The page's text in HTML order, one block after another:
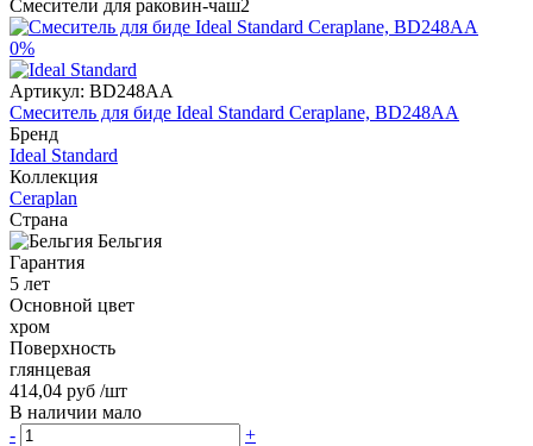
Смесители для раковин-чаш2
0%
Артикул: BD248AA
Смеситель для биде Ideal Standard Ceraplane, BD248AA
Бренд
Ideal Standard
Коллекция
Ceraplan
Страна
Бельгия
Гарантия
5 лет
Основной цвет
хром
Поверхность
глянцевая
414,04 руб /шт
В наличии мало
-
+